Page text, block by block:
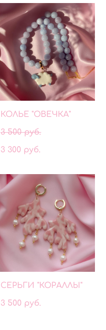
КОЛЬЕ "ОВЕЧКА"
3 500 pуб.
3 300 pуб.
СЕРЬГИ "КОРАЛЛЫ"
3 500 pуб.